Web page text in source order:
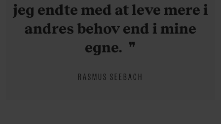
jeg endte med at leve mere i
andres behov end i mine
egne.
RASMUS SEEBACH